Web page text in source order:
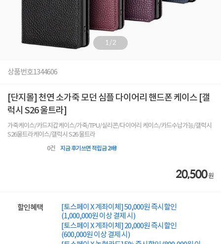
1/2
상품번호1344606
[단지몰] 천연 소가죽 모던 심플 다이어리 핸드폰 케이스 [갤
럭시 S26 울트라]
가죽케이스/카드지갑케이스/가죽/TPU/실리콘/다이어리 케이스/카드수납가능/갤럭시
S26울트라케이스/갤럭시 S26 울트라
0건 지금 후기쓰면 적립금 2배!
20,500원
할인혜택
[토스페이 X 계좌이체] 50,000원 즉시할인
(1,000,000원 이상 결제 시)
[토스페이 X 계좌이체] 20,000원 즉시할인
(600,000원 이상 결제 시)